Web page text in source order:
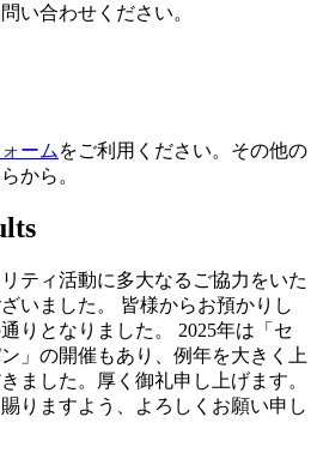
い合わせください。
ーム をご利用ください。その他の
から。
ティ活動に多大なるご協力をいた
いました。 皆様からお預かりし
りとなりました。 2025年は「セ
」の開催もあり、例年を大きく上
ました。厚く御礼申し上げます。
りますよう、よろしくお願い申し